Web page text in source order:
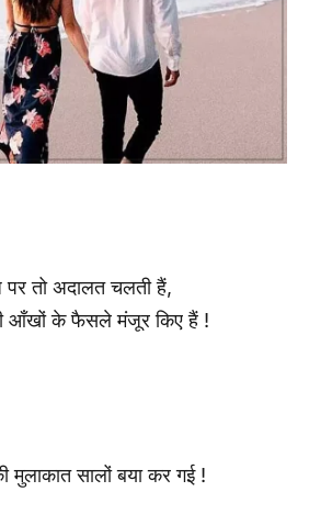
तो अदालत चलती हैं,
आँखों के फैसले मंजूर किए हैं !
मुलाकात सालों बया कर गई !